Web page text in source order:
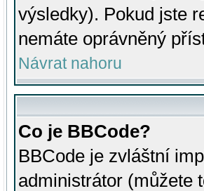
výsledky). Pokud jste
nemáte oprávněný
Návrat nahoru
Co je BBCode?
BBCode je zvláštní
administrátor (můžete